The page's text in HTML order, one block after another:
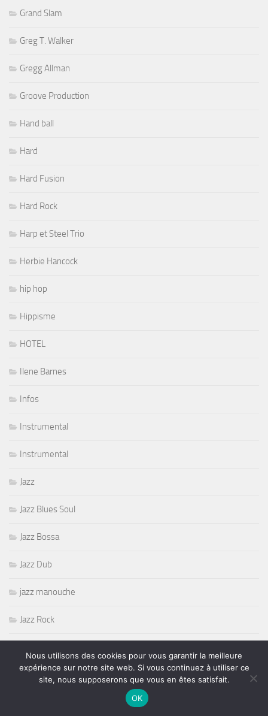
Grand Slam
Greg T. Walker
Gregg Allman
Groove Production
Hand ball
Hard
Hard Fusion
Hard Rock
Harp et Steel Trio
Herbie Hancock
hip hop
Hippisme
HOTEL
Ilene Barnes
Infos
Instrumental
Instrumental
Jazz
Jazz Blues Soul
Jazz Bossa
Jazz Dub
jazz manouche
Jazz Rock
Joe Louis Walker
Joe Louis Walker Murali Coryell Amar Sundy
Nous utilisons des cookies pour vous garantir la meilleure
expérience sur notre site web. Si vous continuez à utiliser ce
site, nous supposerons que vous en êtes satisfait.
OK